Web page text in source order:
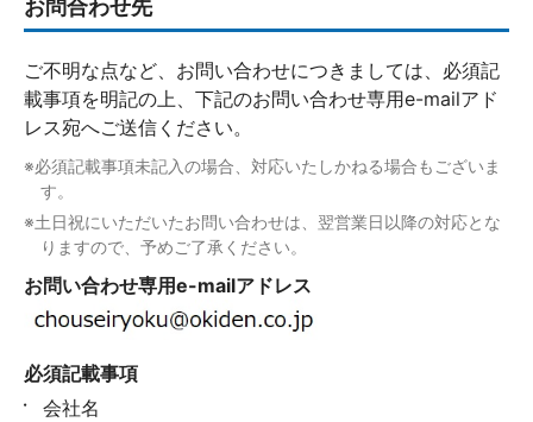
お問合わせ先
ご不明な点など、お問い合わせにつきましては、必須記
載事項を明記の上、下記のお問い合わせ専用e-mailアド
レス宛へご送信ください。
※必須記載事項未記入の場合、対応いたしかねる場合もございま
す。
※土日祝にいただいたお問い合わせは、翌営業日以降の対応とな
りますので、予めご了承ください。
お問い合わせ専用e-mailアドレス
必須記載事項
会社名